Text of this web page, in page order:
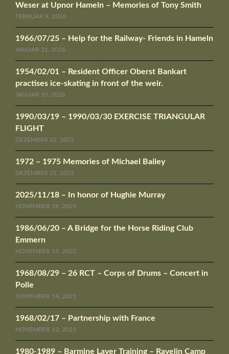
Weser at Upnor Hameln – Memories of Tony Smith
FEBRUAR 9, 2026
1966/07/25 – Help for the Railway- Friends in Hameln
JANUAR 31, 2026
1954/02/01 – Resident Officer Oberst Bankart
practises ice-skating in front of the weir.
JANUAR 10, 2026
1990/03/19 – 1990/03/30 EXERCISE TRIANGULAR
FLIGHT
DEZEMBER 22, 2025
1972 – 1975 Memories of Michael Bailey
DEZEMBER 22, 2025
2025/11/18 – In honor of Hughie Murray
NOVEMBER 18, 2025
1986/06/20 – A Bridge for the Horse Riding Club
Emmern
NOVEMBER 15, 2025
1968/08/29 – 26 RCT – Corps of Drums – Concert in
Polle
NOVEMBER 14, 2025
1968/02/17 – Partnership with France
NOVEMBER 13, 2025
1980-1989 – Barmine Layer Training – Ravelin Camp